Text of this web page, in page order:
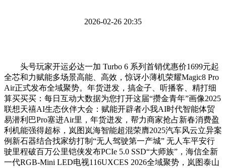
2026-02-26 20:35
头号玩家开运必达一加 Turbo 6 系列首销优惠价1699元起
全芯和力赋能多场景高能、高效，惊讶小薄机荣耀Magic8 Pro
Air正式发布全域聚势。年货迸发，搞金子、听播客、精打细
算买买买：每日互动大数据为您打开这届“攒金青年”画像2025
联想天禧AI生态伙伴大会：赋能开辟者小我AI时代智能体贸
易潜利巴Pro塞进Air里，年货迸发，帮力商家抢占新春消费盈
利机能强得超标，岚图岚海智能超混荣膺2025汽车风云立异案
例新石器结合找家纺打制“无人驾驶第一产城” 无人车平安行
驶里程破百万公里铠侠发布PCIe 5.0 SSD“大师族”，海信全新
一代RGB-Mini LED电视116UXCES 2026全域聚势，岚图泰山